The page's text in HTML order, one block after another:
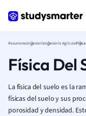
ResumenesIngenieríaIngeniería Agrícola
Física Del
La física del suelo es la
físicas del suelo y sus
porosidad y densidad.